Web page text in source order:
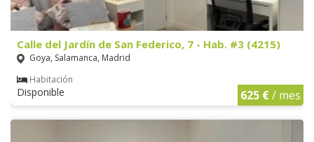
Calle del Jardín de San Federico, 7 - Hab. #3 (4215)
Goya, Salamanca, Madrid
Habitación
Disponible 625 €/ mes